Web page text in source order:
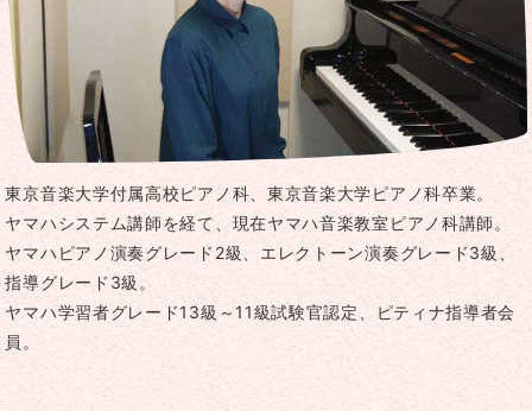
東京音楽大学付属高校ピアノ科、東京音楽大学ピアノ科卒業。
ヤマハシステム講師を経て、現在ヤマハ音楽教室ピアノ科講師。
ヤマハピアノ演奏グレード2級、エレクトーン演奏グレード3級、
指導グレード3級。
ヤマハ学習者グレード13級～11級試験官認定、ピティナ指導者会
員。